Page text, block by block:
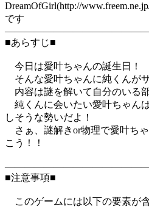
DreamOfGirl(http://
です
■あらすじ■
今日は愛叶ちゃんの誕生日！
そんな愛叶ちゃんに純くんが
内容は謎を解いて自分のいる
純くんに会いたい愛叶ちゃん
しそうな勢いだよ！
さぁ、謎解きor物理で愛叶ち
こう！！
■注意事項■
このゲームには以下の要素が